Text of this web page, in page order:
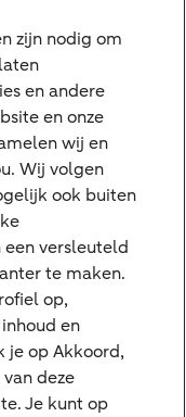
De optelsom van de
lager uit dan het
van het Centraal Bureau
prijzen van het jaar
mediaan van
en elektrische
reparatie geven,
zijn nodig om
en andere
en onze
wij en
Wij volgen
ook buiten
een versleuteld
te maken.
op,
en
je op Akkoord,
deze
Je kunt op